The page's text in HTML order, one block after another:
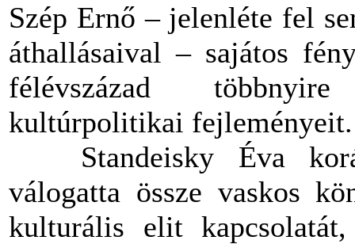
Szép Ernő – jelenléte fel
áthallásaival – sajátos
félévszázad
kultúrpolitikai fejleményeit.
Standeisky Éva
válogatta össze vaskos
kulturális elit